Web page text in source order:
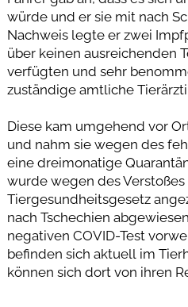
würde und er sie mit nach
Nachweis legte er zwei
über keinen ausreichenden
verfügten und sehr
zuständige amtliche
Diese kam umgehend vor
und nahm sie wegen des
eine dreimonatige
wurde wegen des
Tiergesundheitsgesetz
nach Tschechien
negativen COVID-Test
befinden sich aktuell im
können sich dort von ihren